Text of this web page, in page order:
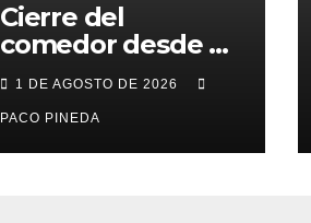
Cierre del
comedor desde el
7 al 21 de Agosto
por vacaciones
1 DE AGOSTO DE 2026
PACO PINEDA